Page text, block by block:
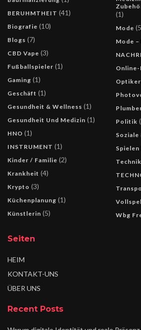
BERUHMTHEIT (41)
Biografie (10)
Blogs (7)
CBD Vape (3)
Fußballspieler (1)
Gaming (1)
Geschäft (1)
Gesundheit & Wellness (1)
Gesundheit Und Medizin (1)
HNO (1)
INSTRUMENT (1)
Kinder / Familie (2)
Krankheit (4)
Krypto (3)
Küchenplanung (1)
Künstlerin (5)
(1)
Mode
Mode
Optiker
Politik
Soziale
Spielen
Technik
Wbg
Seiten
HEIM
KONTAKT-UNS
ÜBER UNS
Recent Posts